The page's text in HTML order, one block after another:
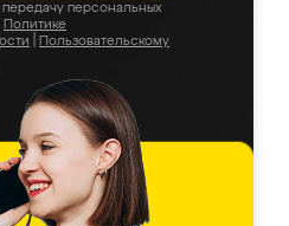
персональных
Политике
Пользовательскому